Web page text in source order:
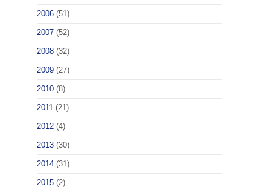
2006 (51)
2007 (52)
2008 (32)
2009 (27)
2010 (8)
2011 (21)
2012 (4)
2013 (30)
2014 (31)
2015 (2)